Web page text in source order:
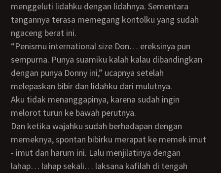
menggeluti lidahku dengan lidahnya. Sementara
tangannya terasa memegang kontolku yang sudah
ngaceng berat ini.
“Penismu international size Don… ereksinya pun
sempurna. Punya suamiku kalah kalau dibandingkan
dengan punya Donny ini,” ucapnya setelah
melepaskan bibir dan lidahku dari mulutnya.
Aku tidak menanggapinya, karena sudah ingin
melorot turun ke bawah perutnya.
Dan ketika wajahku sudah berhadapan dengan
memeknya, spontan bibirku merapat ke memek imut
- imut dan harum ini. Lalu menjilatinya dengan
lahap… lahap sekali… laksana kafilah di tengah